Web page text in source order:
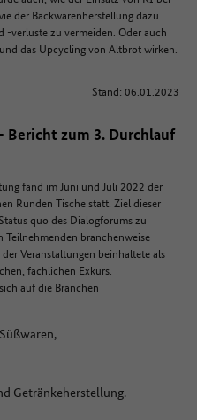
der Backwarenherstellung dazu
-verluste zu vermeiden. Oder auch
das Upcycling von Altbrot wirken.
Stand: 06.01.2023
Bericht zum 3. Durchlauf
fand im Juni und Juli 2022 der
Runden Tische statt. Ziel dieser
quo des Dialogforums zu
branchenweise
Veranstaltungen beinhaltete als
fachlichen Exkurs.
auf die Branchen
Getränkeherstellung.